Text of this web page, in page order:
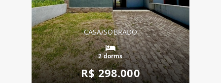
CASA/SOBRADO
2 dorms
R$ 298.000